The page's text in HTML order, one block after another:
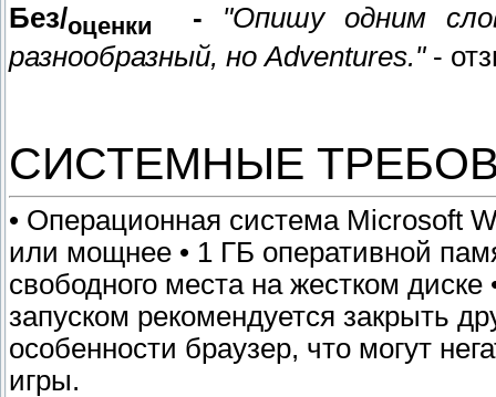
Без/оценки -
"Опишу одним
разнообразный, но Adventures."-
СИСТЕМНЫЕ
• Операционная система Microsoft
или мощнее • 1 ГБ оперативной
свободного места на жестком
запуском рекомендуется закрыть
особенности браузер, что могут
игры.